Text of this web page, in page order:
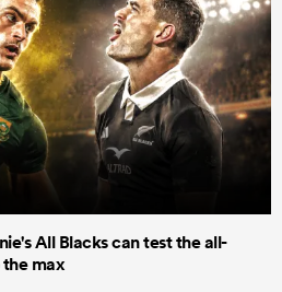
All Blacks can test the all-
max